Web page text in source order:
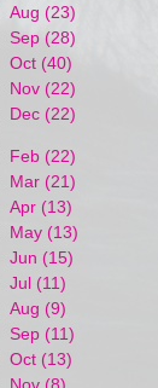
Aug (23)
Sep (28)
Oct (40)
Nov (22)
Dec (22)
Feb (22)
Mar (21)
Apr (13)
May (13)
Jun (15)
Jul (11)
Aug (9)
Sep (11)
Oct (13)
Nov (8)